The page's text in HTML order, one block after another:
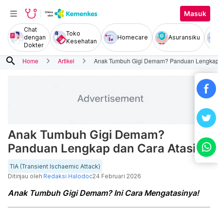
Masuk
Chat
dengan
Dokter
Toko
Kesehatan
Homecare Asuransiku
search Home Artikel Anak Tumbuh Gigi Demam? Panduan
Anak Tumbuh Gigi Demam?
Panduan Lengkap dan Cara Atasi
TIA (Transient Ischaemic Attack)
Ditinjau oleh Redaksi Halodoc24 Februari 2026
Anak Tumbuh Gigi Demam? Ini Cara Mengatasinya!